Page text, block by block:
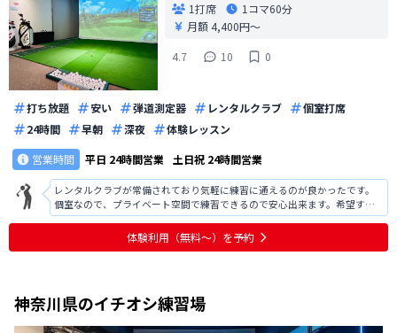
1打席
1コマ60分
月額 4,400円〜
4.7
10 0
打ち放題 安い 弾道測定器 レンタルクラブ
個室打席
24時間
早朝 深夜
体験レッスン
営業時間
平日 24時間営業 土日祝 24時間営業
レンタルクラブが常備されており気軽に練習に通えるのが良かったです。
個室なので、プライベート空間で練習できるので安心出来ます。希望すれ
ば有料のパーソナルレッスンも受講出来るようなので、今後試してみたい
体験利用（無料〜）を予約
神奈川県のイチオシ練習場